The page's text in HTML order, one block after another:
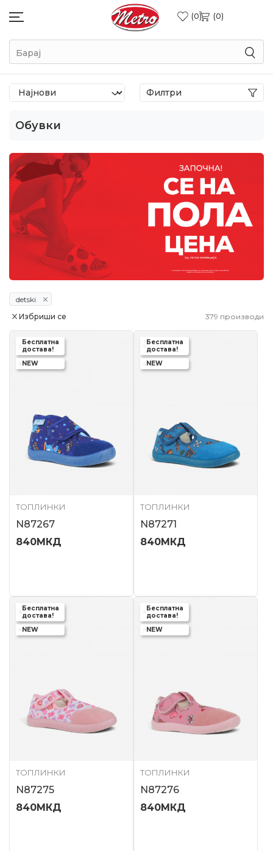
0 0
Барај
Обувки
Филтри
detski
379 производи
Избриши се
Бесплатна
достава!
NEW
ТОПЛИНКИ
N87267
840МКД
Бесплатна
достава!
NEW
ТОПЛИНКИ
N87271
840МКД
Бесплатна
достава!
NEW
ТОПЛИНКИ
N87275
840МКД
Бесплатна
достава!
NEW
ТОПЛИНКИ
N87276
840МКД